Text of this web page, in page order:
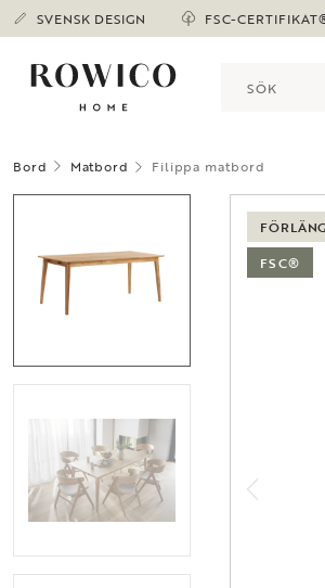
SVENSK DESIGN FSC-
Bord Matbord Filippa matbord
FSC®